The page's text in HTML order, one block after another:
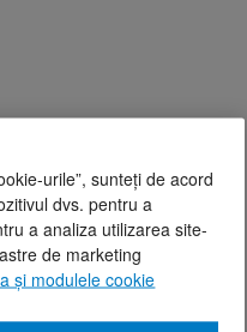
urile”, sunteți de acord
dvs. pentru a
a analiza utilizarea site-
de marketing
și modulele cookie